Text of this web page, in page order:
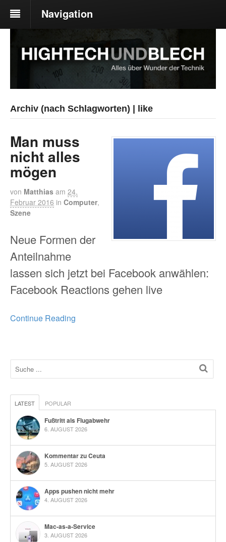
Navigation
Archiv (nach Schlagworten) | like
Man muss
nicht alles
mögen
von Matthias am 24.
Februar 2016 in Computer,
Szene
Neue Formen der
Anteilnahme
lassen sich jetzt bei Facebook anwählen:
Facebook Reactions gehen live
Continue Reading
LATEST POPULAR
Fußtritt als Flugabwehr
6. AUGUST 2026
Kommentar zu Ceuta
5. AUGUST 2026
Apps pushen nicht mehr
4. AUGUST 2026
Mac-as-a-Service
3. AUGUST 2026